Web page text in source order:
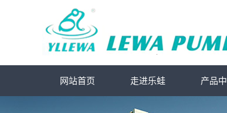
网站首页 走进乐蛙
公司简介
产品